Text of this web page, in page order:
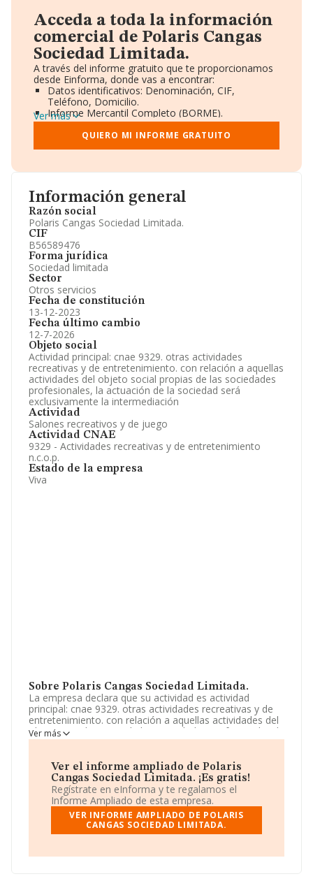
Información general
Razón social
Polaris Cangas Sociedad Limitada.
CIF
B56589476
Forma jurídica
Sociedad limitada
Sector
Otros servicios
Fecha de constitución
13-12-2023
Fecha último cambio
12-7-2026
Objeto social
Actividad principal: cnae 9329. otras actividades
recreativas y de entretenimiento. con relación a aquellas
actividades del objeto social propias de las sociedades
profesionales, la actuación de la sociedad será
exclusivamente la intermediación
Actividad
Salones recreativos y de juego
Actividad CNAE
9329 - Actividades recreativas y de entretenimiento
n.c.o.p.
Estado de la empresa
Viva
Sobre Polaris Cangas Sociedad Limitada.
La empresa declara que su actividad es actividad
principal: cnae 9329. otras actividades recreativas y de
entretenimiento. con relación a aquellas actividades del
objeto social propias de las sociedades profesionales, la
actuación de la sociedad será exclusivamente la
Tiene CNAE: 9329 - 'Otras actividades recreativas y de
entretenimiento'. La empresa no tiene actividad en
mercados exteriores.
Ha tenido un 67% más de empleados y teniendo en
cuenta la información disponible en INFORMA, ha
dispuesto de un número de empleados por encima de la
Ver más
Ver el informe ampliado de Polaris
Cangas Sociedad Limitada. ¡Es gratis!
Regístrate en eInforma y te regalamos el
Informe Ampliado de esta empresa.
VER INFORME AMPLIADO DE POLARIS
CANGAS SOCIEDAD LIMITADA.
Acceda a toda la información
comercial de Polaris Cangas
Sociedad Limitada.
A través del informe gratuito que te proporcionamos
desde Einforma, donde vas a encontrar:
Datos identificativos: Denominación, CIF,
Teléfono, Domicilio.
Informe Mercantil Completo (BORME).
Gráficos de Evolución Ventas y Empleados.
Consejo de Administración y Administradores.
Directivos y Ejecutivos.
Información oficial y registral complementaria.
Ver más
QUIERO MI INFORME GRATUITO